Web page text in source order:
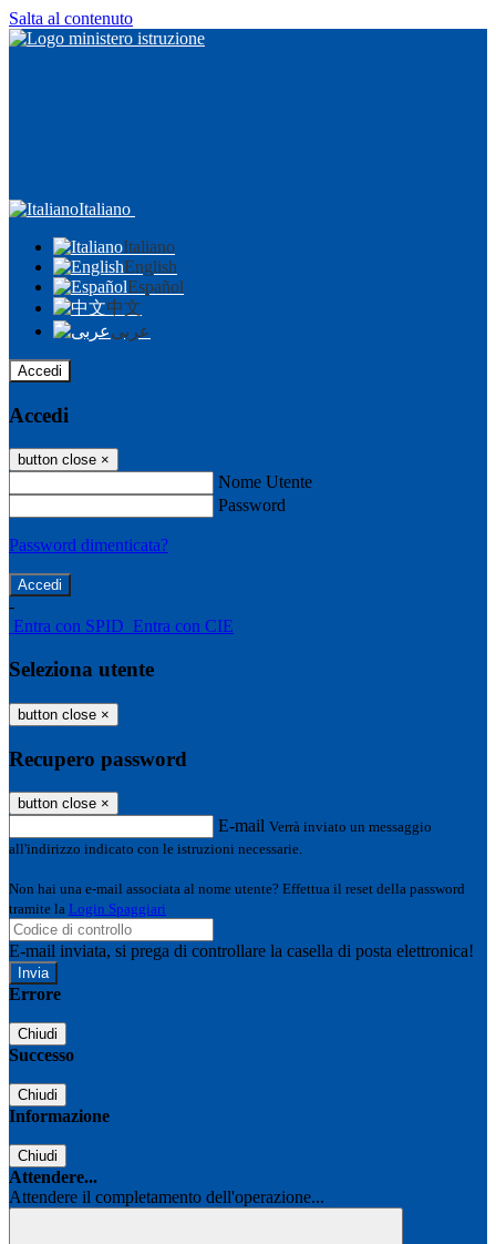
Salta al contenuto
Italiano
Italiano
English
Español
中文
عربى
Accedi
Accedi
button close ×
Nome Utente
Password
Password dimenticata?
-
Entra con SPID Entra con CIE
Seleziona utente
button close ×
Recupero password
button close ×
E-mail Verrà inviato un messaggio
all'indirizzo indicato con le istruzioni necessarie.
Non hai una e-mail associata al nome utente? Effettua il reset della password
tramite la Login Spaggiari
E-mail inviata, si prega di controllare la casella di posta elettronica!
Errore
Chiudi
Successo
Chiudi
Informazione
Chiudi
Attendere...
Attendere il completamento dell'operazione...